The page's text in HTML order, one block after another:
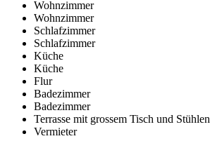
Wohnzimmer
Wohnzimmer
Schlafzimmer
Schlafzimmer
Küche
Küche
Flur
Badezimmer
Badezimmer
Terrasse mit grossem Tisch und Stühlen
Vermieter